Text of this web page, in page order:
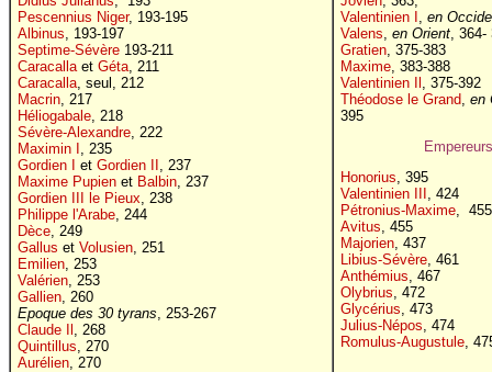
Pescennius Niger, 193-195
Albinus, 193-197
Septime-Sévère 193-211
Caracallaet Géta, 211
Caracalla, seul, 212
Macrin, 217
Héliogabale, 218
Sévère-Alexandre, 222
Maximin I , 235
Gordien I
et Gordien II , 237
Maxime Pupien et Balbin, 237
Gordien III le Pieux, 238
Philippe l'Arabe, 244
Dèce, 249
Gallus et Volusien, 251
Emilien, 253
Valérien, 253
Gallien, 260
Epoque des 30 tyrans, 253-267
Claude Il , 268
Quintillus, 270
Aurélien, 270
Valentinien I , en
Valens, en Orient, 364-
Gratien, 375-383
Maxime, 383-388
Valentinien Il , 375-392
Théodose le Grand, en
395
Honorius, 395
Valentinien III , 424
Pétronius-Maxime, 455
Avitus, 455
Majorien, 437
Libius-Sévère, 461
Anthémius, 467
Olybrius, 472
Glycérius, 473
Julius-Népos, 474
Romulus-Augustule,